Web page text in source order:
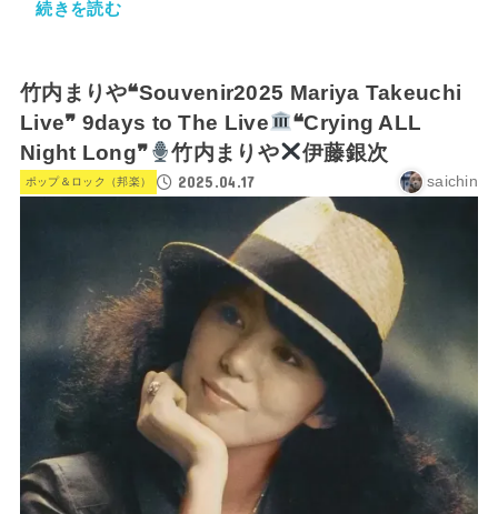
続きを読む
竹内まりや❝Souvenir2025 Mariya Takeuchi
Live❞ 9days to The Live
❝Crying ALL
Night Long❞
竹内まりや 伊藤銀次
ポップ＆ロック（邦楽） 2025.04.17 saichin